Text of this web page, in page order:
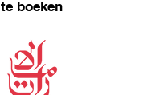
te boeken